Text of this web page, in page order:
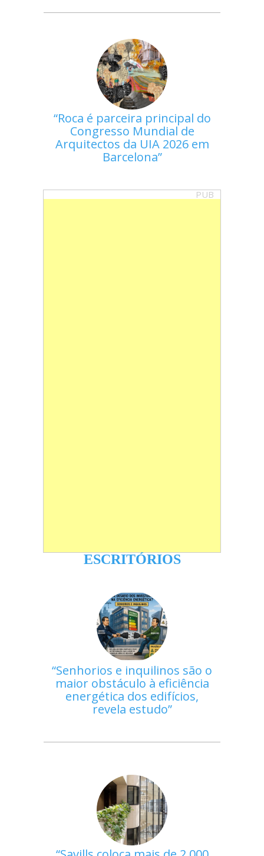
Roca é parceira principal do
Congresso Mundial de
Arquitectos da UIA 2026 em
Barcelona
PUB
ESCRITÓRIOS
Senhorios e inquilinos são o
maior obstáculo à eficiência
energética dos edifícios,
revela estudo